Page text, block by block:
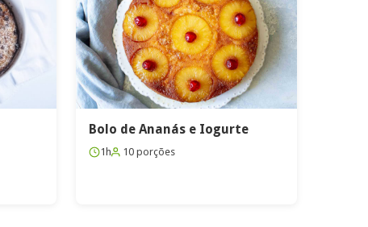
Bolo de Ananás e Iogurte
1h 10 porções